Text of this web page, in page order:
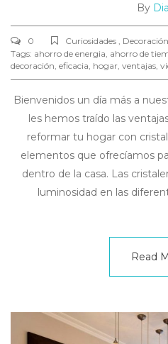
By
0
Curiosidades ,
Tags: ahorro de energia ahorro de
decoración eficacia hogar ventajas
Bienvenidos un día más a
les hemos traído las
reformar tu hogar con
elementos que ofrecíamos
dentro de la casa. Las
luminosidad en las
Read